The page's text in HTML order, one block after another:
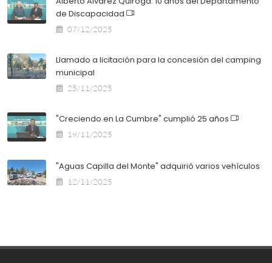
de Discapacidad
07/12/2025
Llamado a licitación para la concesión del camping
municipal
25/11/2025
"Creciendo en La Cumbre" cumplió 25 años
19/11/2025
"Aguas Capilla del Monte" adquirió varios vehículos
12/11/2025